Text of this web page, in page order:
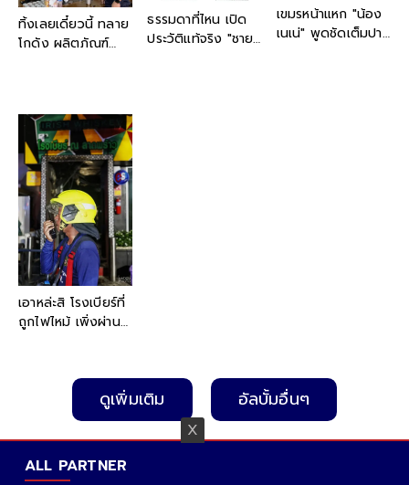
ทิ้งเลยเดี๋ยวนี้ ทลาย
โกดัง ผลิตภัณฑ์
ส่วนถึงมือผู้บริโภค
แล้ว
ธรรมดาที่ไหน เปิด
ประวัติแท้จริง "ชายที่
เขมรหน้าแหก "น้อง
เนเน่" พูดชัดเต็มปาก
เอาหล่ะสิ โรงเบียร์ที่
ถูกไฟไหม้ เพิ่งผ่าน
ล่าสุด ไม่แปลกใจ
โศกนาฏกรรมใหญ่
ดูเพิ่มเติม อัลบั้มอื่นๆ
ALL PARTNER